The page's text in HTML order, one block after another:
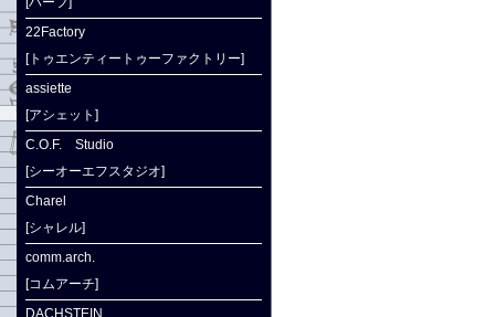
22Factory
[トゥエンティートゥーファクトリー]
assiette
[アシェット]
C.O.F. Studio
[シーオーエフスタジオ]
Charel
[シャレル]
comm.arch.
[コムアーチ]
DACHSTEIN